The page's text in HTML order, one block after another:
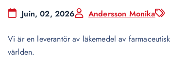
Juin, 02, 2026 Andersson Monika
Vi är en leverantör av läkemedel av
världen.